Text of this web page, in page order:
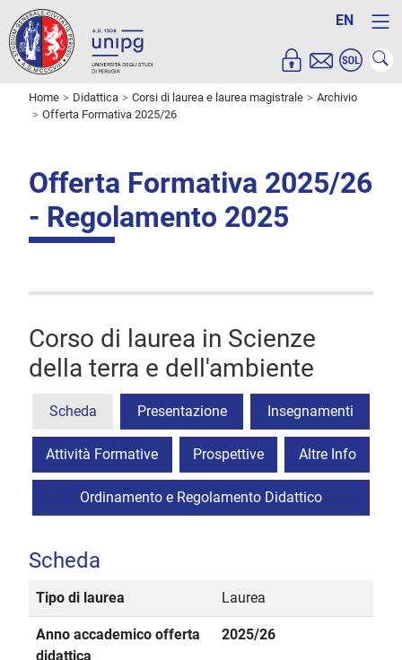
EN
Home Didattica Corsi di laurea e laurea magistrale
Archivio
Offerta Formativa 2025/26
Offerta Formativa 2025/26
- Regolamento 2025
Corso di laurea in Scienze
della terra e dell'ambiente
Scheda Presentazione Insegnamenti
Attività Formative Prospettive Altre Info
Ordinamento e Regolamento Didattico
Scheda
Tipo di laurea Laurea
Anno accademico offerta
didattica
2025/26